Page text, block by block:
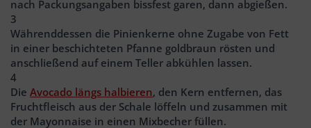
nach Packungsangaben bissfest garen, dann abgießen.
3
Währenddessen die Pinienkerne ohne Zugabe von Fett
in einer beschichteten Pfanne goldbraun rösten und
anschließend auf einem Teller abkühlen lassen.
4
Die Avocado längs halbieren, den Kern entfernen, das
Fruchtfleisch aus der Schale löffeln und zusammen mit
der Mayonnaise in einen Mixbecher füllen.